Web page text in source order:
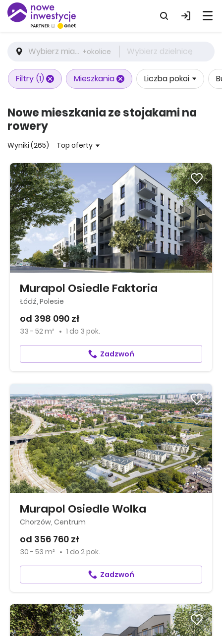
Wybierz miasto +okolice Wybierz dzielnicę
Filtry (1) Mieszkania Liczba pokoi
Nowe mieszkania ze stojakami na
rowery
Wyniki (265) Top oferty
Murapol Osiedle Faktoria
Łódź, Polesie
od 398 090 zł
33 - 52 m² 1 do 3 pok.
Zadzwoń
Murapol Osiedle Wolka
Chorzów, Centrum
od 356 760 zł
30 - 53 m² 1 do 2 pok.
Zadzwoń